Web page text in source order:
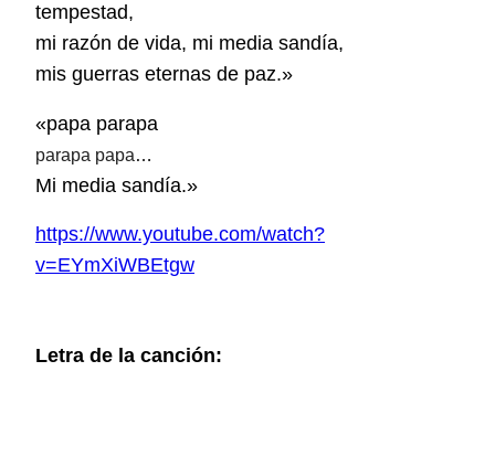
tempestad,
mi razón de vida, mi media sandía,
mis guerras eternas de paz.»
«papa parapa
parapa papa…
Mi media sandía.»
https://www.youtube.com/watch?
v=EYmXiWBEtgw
Letra de la canción: